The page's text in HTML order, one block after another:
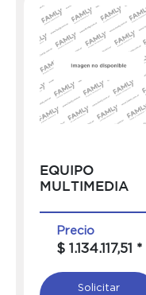
EQUIPO
MULTIMEDIA
Precio
$ 1.134.117,51 *
Solicitar